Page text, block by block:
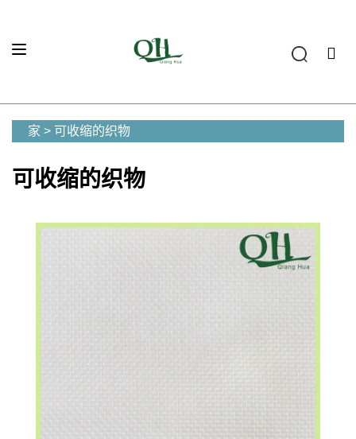
家 > 可收缩的织物
可收缩的织物